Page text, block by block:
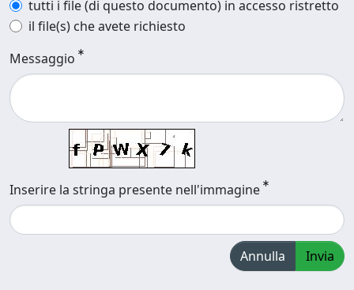
tutti i file (di questo documento) in accesso ristretto
il file(s) che avete richiesto
Messaggio
Inserire la stringa presente nell'immagine
Annulla Invia